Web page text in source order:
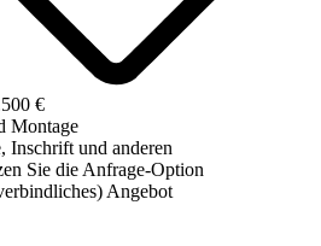
€
Montage
Inschrift und anderen
Sie die Anfrage-Option
Angebot